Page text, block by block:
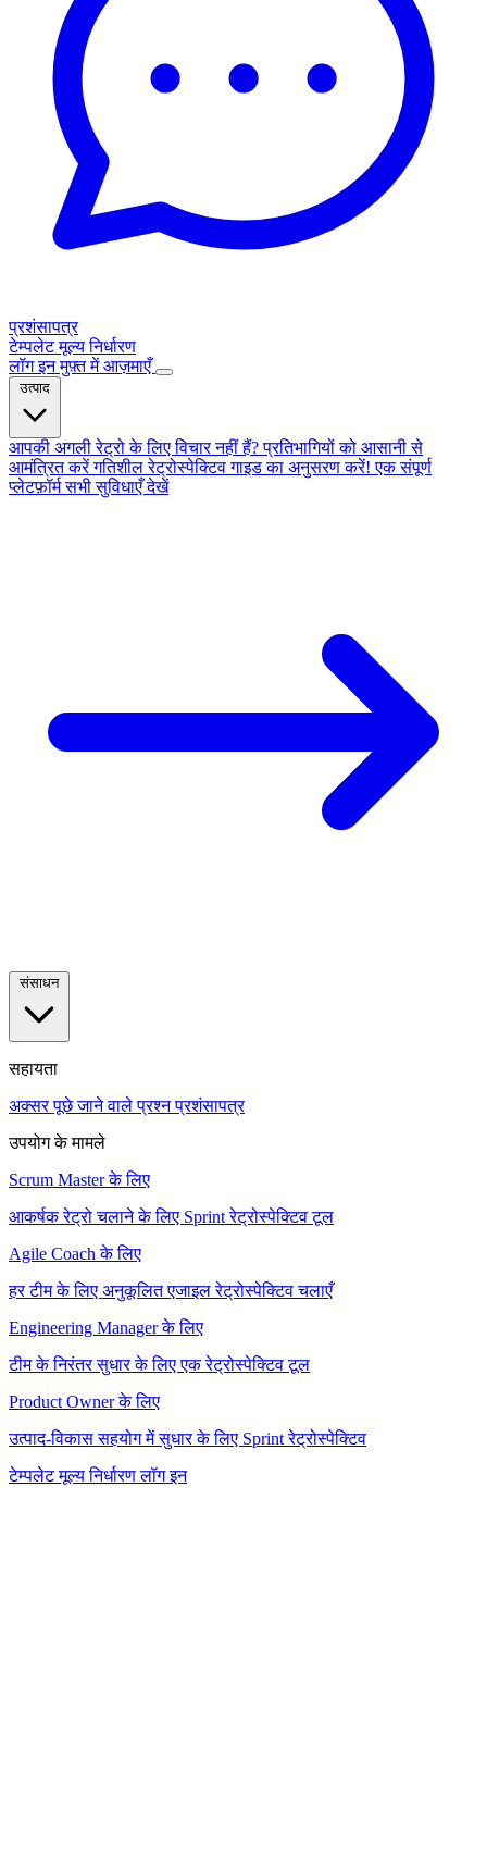
प्रशंसापत्र
टेम्पलेटमूल्य निर्धारण
लॉग इनमुफ़्त में आज़माएँ
आपकी अगली रेट्रो के लिए विचार नहीं हैं?प्रतिभागियों को आसानी से
आमंत्रित करेंगतिशील रेट्रोस्पेक्टिवगाइड का अनुसरण करें!एक संपूर्ण
प्लेटफ़ॉर्मसभी सुविधाएँ देखें
संसाधन
सहायता
अक्सर पूछे जाने वाले प्रश्नप्रशंसापत्र
उपयोग के मामले
Scrum Master के लिए
आकर्षक रेट्रो चलाने के लिए Sprint रेट्रोस्पेक्टिव टूल
Agile Coach के लिए
हर टीम के लिए अनुकूलित एजाइल रेट्रोस्पेक्टिव चलाएँ
Engineering Manager के लिए
टीम के निरंतर सुधार के लिए एक रेट्रोस्पेक्टिव टूल
Product Owner के लिए
उत्पाद-विकास सहयोग में सुधार के लिए Sprint रेट्रोस्पेक्टिव
टेम्पलेटमूल्य निर्धारणलॉग इन